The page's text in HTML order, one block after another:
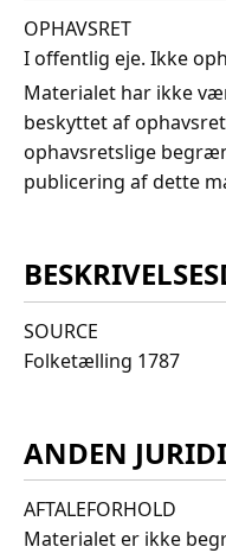
OPHAVSRET
I offentlig eje. Ikke
Materialet har ikke
beskyttet af
ophavsretslige
publicering af dette
SOURCE
Folketælling 1787
ANDEN
AFTALEFORHOLD
Materialet er ikke